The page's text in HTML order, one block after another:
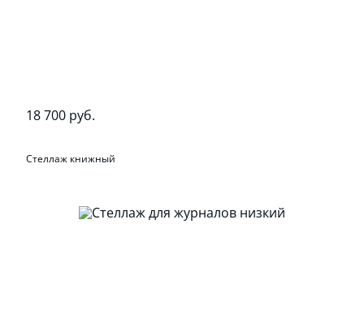
18 700 руб.
Стеллаж книжный